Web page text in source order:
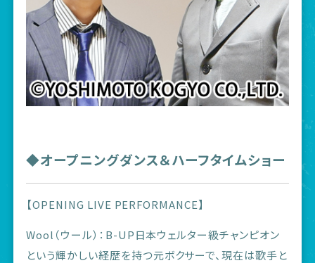
◆オープニングダンス＆ハーフタイムショー
【OPENING LIVE PERFORMANCE】
Wool（ウール）：B-UP日本ウェルター級チャンピオン
という輝かしい経歴を持つ元ボクサーで、現在は歌手と